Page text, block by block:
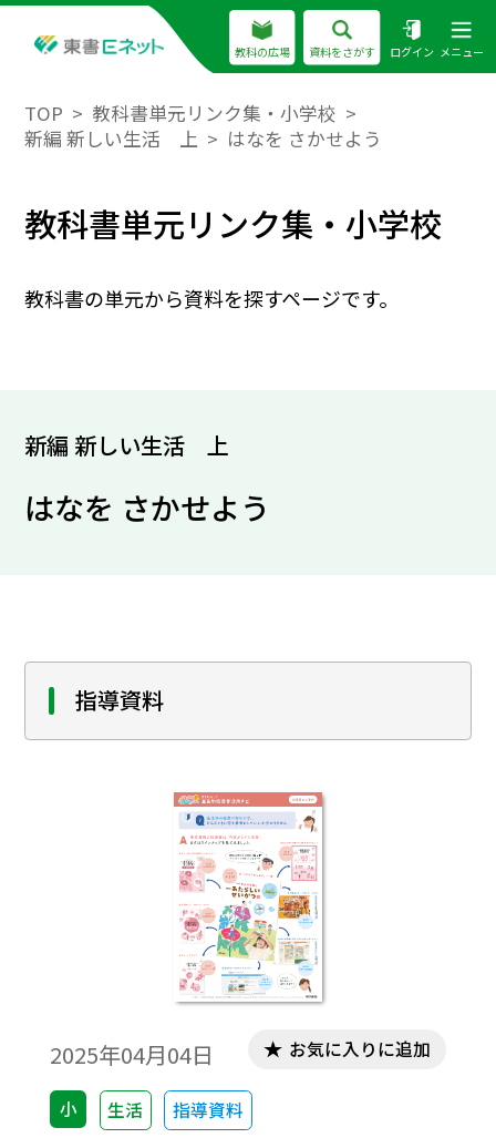
教科の広場 資料をさがす ログイン メニュー
TOP
教科書単元リンク集・小学校
新編 新しい生活 上
はなを さかせよう
教科書単元リンク集・小学校
教科書の単元から資料を探すページです。
新編 新しい生活 上
はなを さかせよう
指導資料
2025年04月04日
小 生活 指導資料
お気に入りに追加